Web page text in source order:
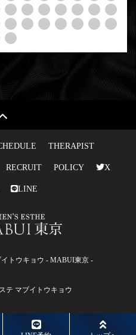
THERAPIST
RECRUIT POLICY X
LINE
トウキョウ - MABUI東京 -
テ マブイトウキョウ